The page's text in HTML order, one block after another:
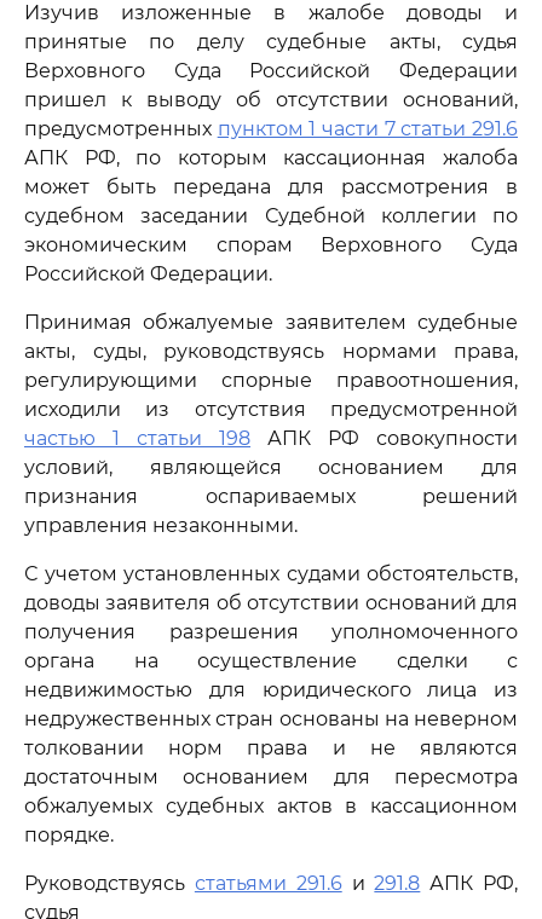
Изучив изложенные в жалобе доводы и
принятые по делу судебные акты, судья
Верховного Суда Российской Федерации
пришел к выводу об отсутствии оснований,
предусмотренных пунктом 1 части 7 статьи 291.6
АПК РФ, по которым кассационная жалоба
может быть передана для рассмотрения в
судебном заседании Судебной коллегии по
экономическим спорам Верховного Суда
Российской Федерации.
Принимая обжалуемые заявителем судебные
акты, суды, руководствуясь нормами права,
регулирующими спорные правоотношения,
исходили из отсутствия предусмотренной
частью 1 статьи 198 АПК РФ совокупности
условий, являющейся основанием для
признания оспариваемых решений
управления незаконными.
С учетом установленных судами обстоятельств,
доводы заявителя об отсутствии оснований для
получения разрешения уполномоченного
органа на осуществление сделки с
недвижимостью для юридического лица из
недружественных стран основаны на неверном
толковании норм права и не являются
достаточным основанием для пересмотра
обжалуемых судебных актов в кассационном
порядке.
Руководствуясь статьями 291.6и291.8 АПК РФ,
судья